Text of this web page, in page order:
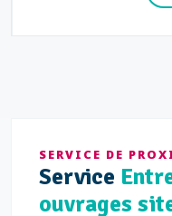
SERVICE DE
Service
ouvrages